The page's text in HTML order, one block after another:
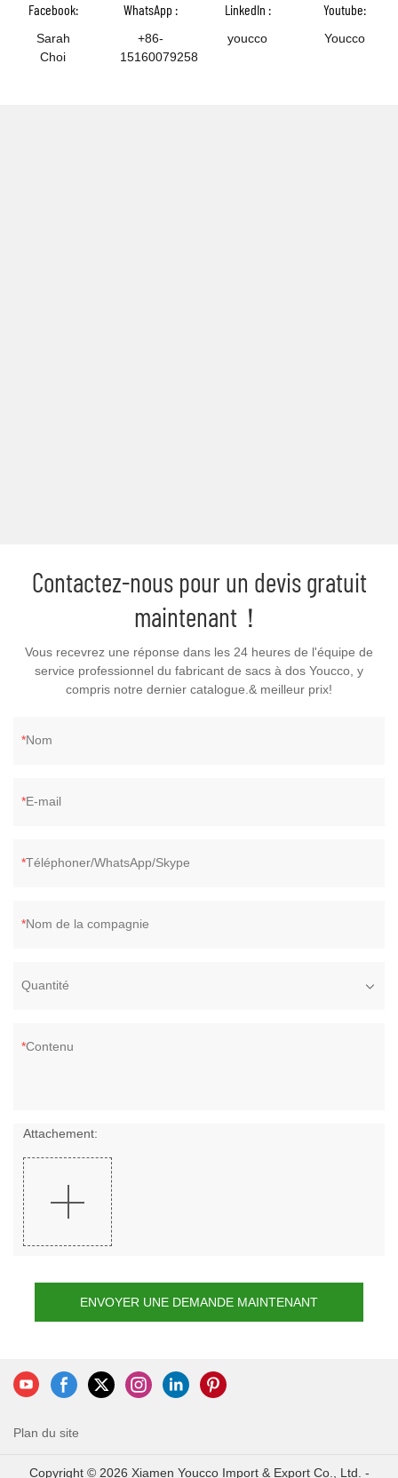
Facebook:
Sarah
Choi
WhatsApp :
+86-
15160079258
LinkedIn :
youcco
Youtube:
Youcco
Contactez-nous pour un devis gratuit
maintenant！
Vous recevrez une réponse dans les 24 heures de l'équipe de
service professionnel du fabricant de sacs à dos Youcco, y
compris notre dernier catalogue.& meilleur prix!
Nom
E-mail
Téléphoner/WhatsApp/Skype
Nom de la compagnie
Quantité
Contenu
Attachement:
ENVOYER UNE DEMANDE MAINTENANT
Plan du site
Copyright © 2026 Xiamen Youcco Import & Export Co., Ltd. -